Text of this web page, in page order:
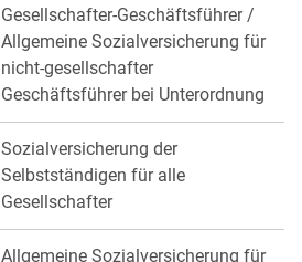
Gesellschafter-Geschäftsführer /
Allgemeine Sozialversicherung für
nicht-gesellschafter
Geschäftsführer bei Unterordnung
Sozialversicherung der
Selbstständigen für alle
Gesellschafter
Allgemeine Sozialversicherung für